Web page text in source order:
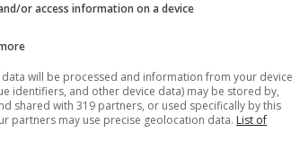
or access information on a device
will be processed and information from your device
identifiers, and other device data) may be stored by,
shared with 319 partners, or used specifically by this
partners may use precise geolocation data. List of